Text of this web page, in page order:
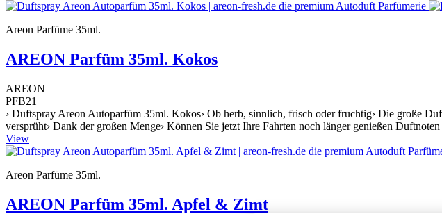
Areon Parfüme 35ml.
AREON Parfüm 35ml. Kokos
AREON
PFB21
› Duftspray Areon Autoparfüm 35ml. Kokos› Ob herb, sinnlich, frisch oder fruchtig› Die große
versprüht› Dank der großen Menge› Können Sie jetzt Ihre Fahrten noch länger genießen
View
Areon Parfüme 35ml.
AREON Parfüm 35ml. Apfel & Zimt